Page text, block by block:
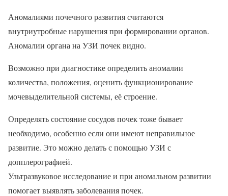
Аномалиями почечного развития считаются
внутриутробные нарушения при формировании органов.
Аномалии органа на УЗИ почек видно.
Возможно при диагностике определить аномалии
количества, положения, оценить функционирование
мочевыделительной системы, её строение.
Определять состояние сосудов почек тоже бывает
необходимо, особенно если они имеют неправильное
развитие. Это можно делать с помощью УЗИ с
допплерографией.
Ультразвуковое исследование и при аномальном развитии
помогает выявлять заболевания почек.